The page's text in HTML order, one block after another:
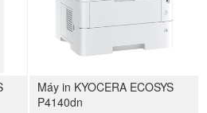
Máy in KYOCERA ECOSYS
P4140dn